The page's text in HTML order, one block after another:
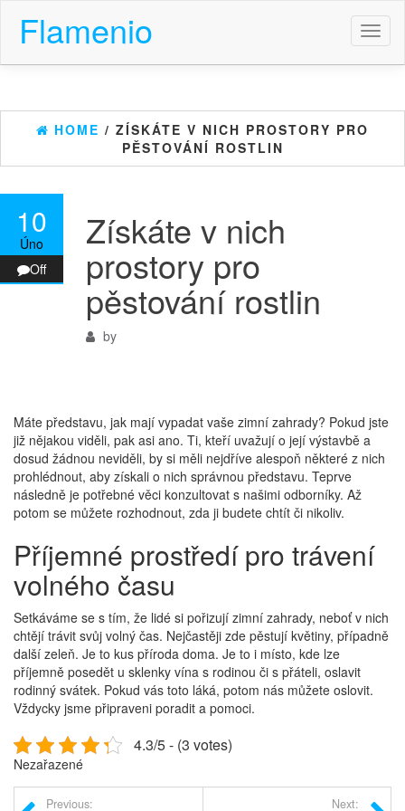
Flamenio
HOME / ZÍSKÁTE V NICH PROSTORY PRO
PĚSTOVÁNÍ ROSTLIN
10
Úno
Off
Získáte v nich
prostory pro
pěstování rostlin
by
Máte představu, jak mají vypadat vaše zimní zahrady? Pokud jste
již nějakou viděli, pak asi ano. Ti, kteří uvažují o její výstavbě a
dosud žádnou neviděli, by si měli nejdříve alespoň některé z nich
prohlédnout, aby získali o nich správnou představu. Teprve
následně je potřebné věci konzultovat s našimi odborníky. Až
potom se můžete rozhodnout, zda ji budete chtít či nikoliv.
Příjemné prostředí pro trávení
volného času
Setkáváme se s tím, že lidé si pořizují zimní zahrady, neboť v nich
chtějí trávit svůj volný čas. Nejčastěji zde pěstují květiny, případně
další zeleň. Je to kus příroda doma. Je to i místo, kde lze
příjemně posedět u sklenky vína s rodinou či s přáteli, oslavit
rodinný svátek. Pokud vás toto láká, potom nás můžete oslovit.
Vždycky jsme připraveni poradit a pomoci.
4.3/5 - (3 votes)
Nezařazené
Previous: Next: